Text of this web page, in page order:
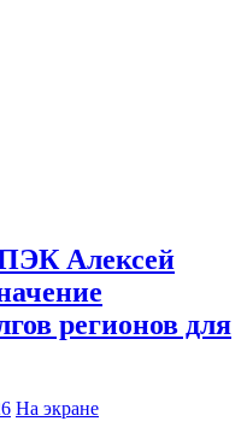
Алексей
регионов для
На экране